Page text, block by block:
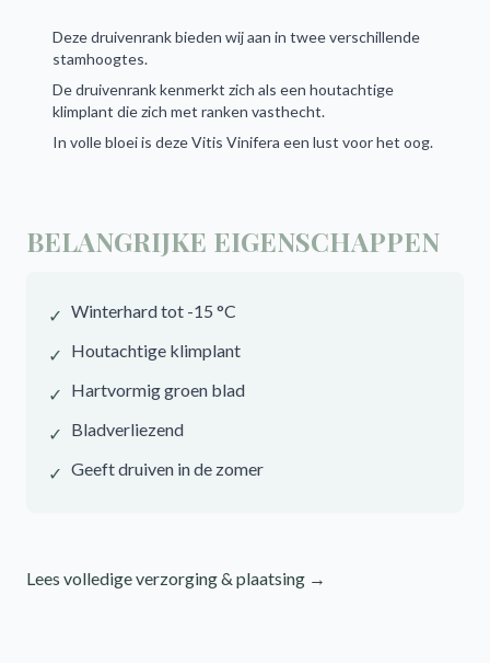
Deze druivenrank bieden wij aan in twee verschillende
stamhoogtes.
De druivenrank kenmerkt zich als een houtachtige
klimplant die zich met ranken vasthecht.
In volle bloei is deze Vitis Vinifera een lust voor het oog.
BELANGRIJKE EIGENSCHAPPEN
✓ Winterhard tot -15 °C
✓ Houtachtige klimplant
✓ Hartvormig groen blad
✓ Bladverliezend
✓ Geeft druiven in de zomer
Lees volledige verzorging & plaatsing →